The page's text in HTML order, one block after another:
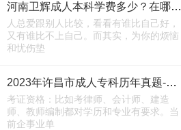
河南卫辉成人本科学费多少？在哪报名
人总爱跟别人比较，看看有谁比自己好，
又有谁比不上自己。而其实，为你的烦恼
和忧伤垫
2023年许昌市成人专科历年真题-报名窗口
考证资格：比如考律师、会计师、建造
师、教师编制都对学历和专业有要求。当
前企事业单